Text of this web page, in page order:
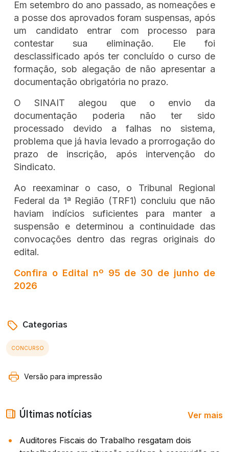
Em setembro do ano passado, as nomeações e
a posse dos aprovados foram suspensas, após
um candidato entrar com processo para
contestar sua eliminação. Ele foi
desclassificado após ter concluído o curso de
formação, sob alegação de não apresentar a
documentação obrigatória no prazo.
O SINAIT alegou que o envio da
documentação poderia não ter sido
processado devido a falhas no sistema,
problema que já havia levado a prorrogação do
prazo de inscrição, após intervenção do
Sindicato.
Ao reexaminar o caso, o Tribunal Regional
Federal da 1ª Região (TRF1) concluiu que não
haviam indícios suficientes para manter a
suspensão e determinou a continuidade das
convocações dentro das regras originais do
edital.
Confira o Edital nº 95 de 30 de junho de
2026
Categorias
CONCURSO
Versão para impressão
Últimas notícias Ver mais
Auditores Fiscais do Trabalho resgatam dois